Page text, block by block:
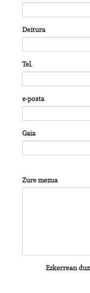
Deitura
Tel.
e-posta
Gaia
Zure mezua
Ezkerrean